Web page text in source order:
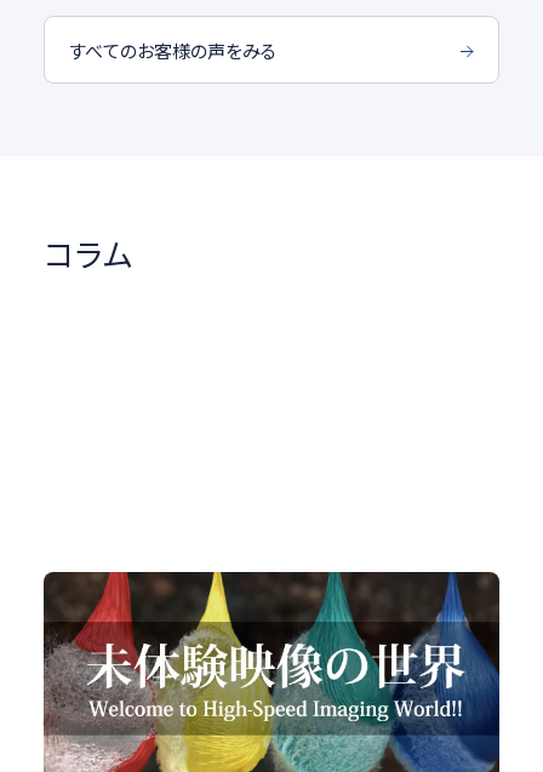
すべてのお客様の声をみる
コラム
サンプル動画集